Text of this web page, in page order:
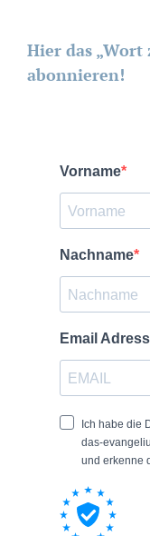
Hier das „Wort
abonnieren!